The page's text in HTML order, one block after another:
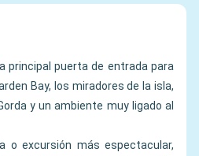
principal puerta de entrada para
Bay, los miradores de la isla,
y un ambiente muy ligado al
o excursión más espectacular,